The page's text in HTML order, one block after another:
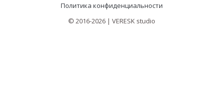
Политика конфиденциальности
© 2016-2026 | VERESK studio